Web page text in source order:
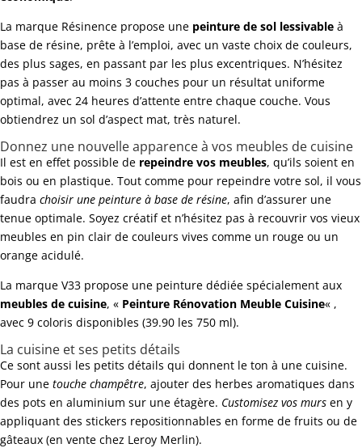
La marque Résinence propose une peinture de sol lessivable à
base de résine, prête à l’emploi, avec un vaste choix de couleurs,
des plus sages, en passant par les plus excentriques. N’hésitez
pas à passer au moins 3 couches pour un résultat uniforme
optimal, avec 24 heures d’attente entre chaque couche. Vous
obtiendrez un sol d’aspect mat, très naturel.
Donnez une nouvelle apparence à vos meubles de cuisine
Il est en effet possible de repeindre vos meubles, qu’ils soient en
bois ou en plastique. Tout comme pour repeindre votre sol, il vous
faudra choisir une peinture à base de résine, afin d’assurer une
tenue optimale. Soyez créatif et n’hésitez pas à recouvrir vos vieux
meubles en pin clair de couleurs vives comme un rouge ou un
orange acidulé.
La marque V33 propose une peinture dédiée spécialement aux
meubles de cuisine, « Peinture Rénovation Meuble Cuisine« ,
avec 9 coloris disponibles (39.90 les 750 ml).
La cuisine et ses petits détails
Ce sont aussi les petits détails qui donnent le ton à une cuisine.
Pour une touche champêtre, ajouter des herbes aromatiques dans
des pots en aluminium sur une étagère. Customisez vos murs en y
appliquant des stickers repositionnables en forme de fruits ou de
gâteaux (en vente chez Leroy Merlin).